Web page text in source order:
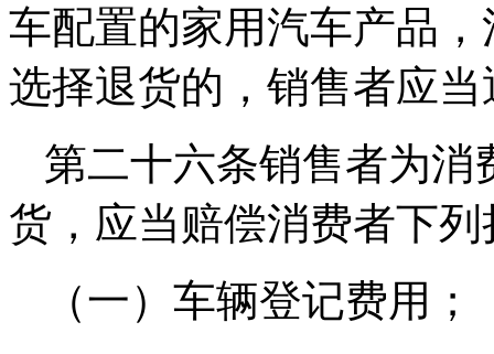
车配置的家用汽车产品
选择退货的，销售者应当
第二十六条销售者为消
货，应当赔偿消费者下列
（一）车辆登记费用；